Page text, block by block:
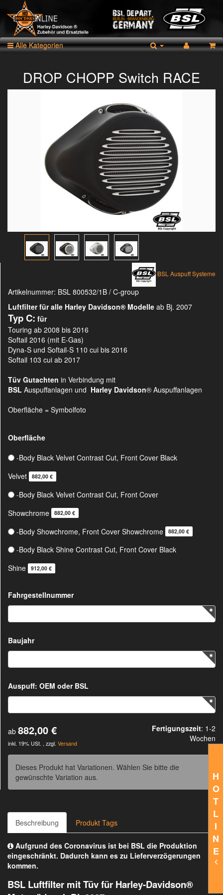
H
O
T
L
I
N
E
Alle Kategorien
DROP CHOPP Switch RACE
BSL Auspuff Systeme
Artikelnummer: BSL 800532/1B / C-group
Luftfilter für alle Harley Davidson® Modelle ab Bj. 2007
Typ C: für
Touring ab 2008 bis 2016
Softail 2016 (mit E-Gas)
Dyna-S und Softail-S 110 cui bis 2016
Softail 103 cui ab 2017
Tüv Gutachten in Verbindung mit
BSL Auspuffanlagen und Harley Davidson® Auspuffanlagen
Oberfläche = Symbolfoto
Oberfläche
-Body Black Velvet Contrast Cut, Front Cover Black
Velvet
882,00 €
-Body Black Velvet Contrast Cut, Front Cover
Showchrome
882,00 €
-Body Showchrome, Front Cover Showchrome 882,00 €
-Body Black Shine Contrast Cut, Front Cover Black
Shine
912,00 €
Fahrgestellnummer
Baujahr
Auspuff: OEM oder BSL
ab 882,00 €
inkl. 19% USt. , zzgl. Versand
Fertigungszeit: 1-2
Wochen
Dieses Produkt hat Variationen. Wählen Sie bitte die
gewünschte Variation aus.
Beschreibung Produkt Tags
Aufgrund des Coronavirus ist bei BSL die Produktion
eingeschränkt. Dadurch kann es zu Lieferverzögerungen
kommen.
BSL Luftfilter mit Tüv für Harley-Davidson®